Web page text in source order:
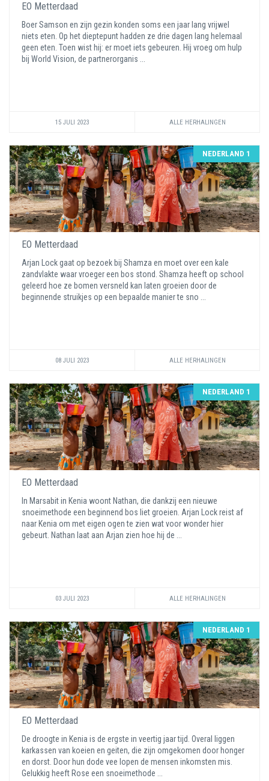
EO Metterdaad
Boer Samson en zijn gezin konden soms een jaar lang vrijwel
niets eten. Op het dieptepunt hadden ze drie dagen lang helemaal
geen eten. Toen wist hij: er moet iets gebeuren. Hij vroeg om hulp
bij World Vision, de partnerorganis ...
15 JULI 2023 ALLE HERHALINGEN
NEDERLAND 1
EO Metterdaad
Arjan Lock gaat op bezoek bij Shamza en moet over een kale
zandvlakte waar vroeger een bos stond. Shamza heeft op school
geleerd hoe ze bomen versneld kan laten groeien door de
beginnende struikjes op een bepaalde manier te sno ...
08 JULI 2023 ALLE HERHALINGEN
NEDERLAND 1
EO Metterdaad
In Marsabit in Kenia woont Nathan, die dankzij een nieuwe
snoeimethode een beginnend bos liet groeien. Arjan Lock reist af
naar Kenia om met eigen ogen te zien wat voor wonder hier
gebeurt. Nathan laat aan Arjan zien hoe hij de ...
03 JULI 2023 ALLE HERHALINGEN
NEDERLAND 1
EO Metterdaad
De droogte in Kenia is de ergste in veertig jaar tijd. Overal liggen
karkassen van koeien en geiten, die zijn omgekomen door honger
en dorst. Door hun dode vee lopen de mensen inkomsten mis.
Gelukkig heeft Rose een snoeimethode ...